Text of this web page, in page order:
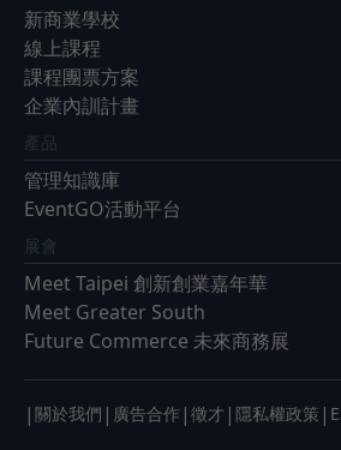
新商業學校
線上課程
課程團票方案
企業內訓計畫
產品
管理知識庫
EventGO活動平台
展會
Meet Taipei 創新創業嘉年華
Meet Greater South
Future Commerce 未來商務展
| 關於我們 | 廣告合作 | 徵才 | 隱私權政策 |